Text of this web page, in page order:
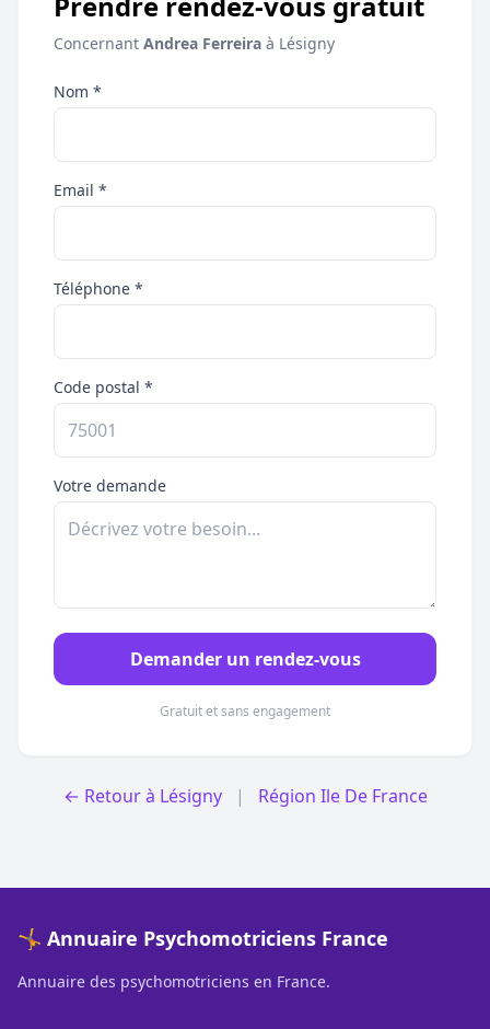
Concernant Andrea Ferreira à Lésigny
Nom *
Email *
Téléphone *
Code postal *
Votre demande
Demander un rendez-vous
Gratuit et sans engagement
← Retour à Lésigny | Région Ile De France
🤸 Annuaire Psychomotriciens France
Annuaire des psychomotriciens en France.